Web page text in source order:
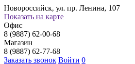
Новороссийск, ул. пр. Ленина, 107
Показать на карте
Офис
8 (9887) 62-00-68
Магазин
8 (9887) 62-77-68
Заказать звонок Войти 0